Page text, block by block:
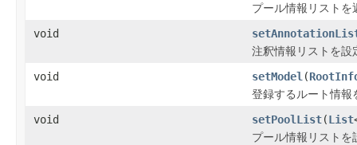
プール情報リストを
void
注釈情報リストを設
void
setModel (
登録するルート情報
void
setPoolList(List
プール情報リストを